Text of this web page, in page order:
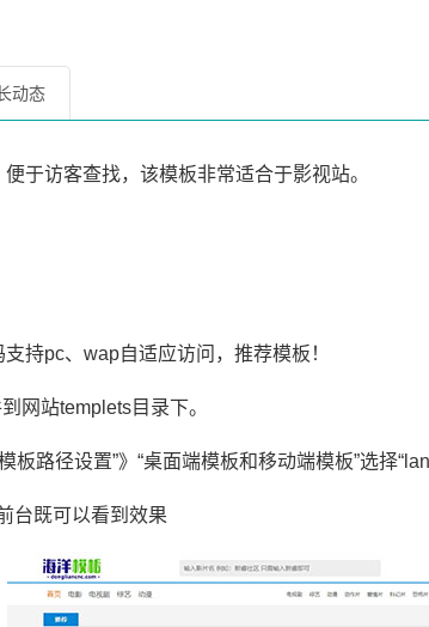
动态
于访客查找，该模板非常适合于影视站。
持pc、wap自适应访问，推荐模板！
站templets目录下。
路径设置”》“桌面端模板和移动端模板”选择
台既可以看到效果